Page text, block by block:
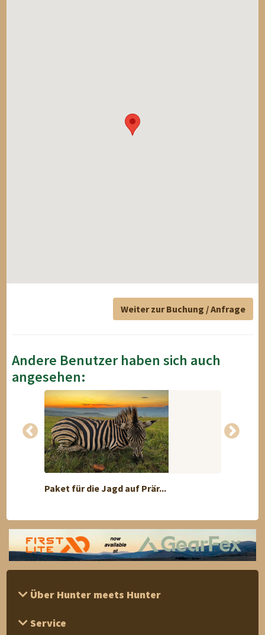
Weiter zur Buchung / Anfrage
Andere Benutzer haben sich auch
angesehen:
Paket für die Jagd auf Prär...
Über Hunter meets Hunter
Service